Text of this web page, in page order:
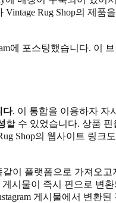
Rug Shop의 제
에 포스팅했습니다. 이
다. 이 통합을 이용하자 자
할 수 있었습니다. 상품 핀
Shop의 웹사이트 링
이 플랫폼으로 가져오
시물이 즉시 핀으로 변
게시물에서 변환